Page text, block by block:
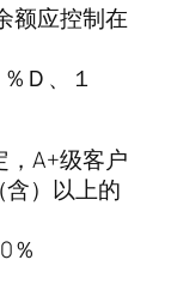
额应控制在
Ｄ、１
，A+级客户
）以上的
％